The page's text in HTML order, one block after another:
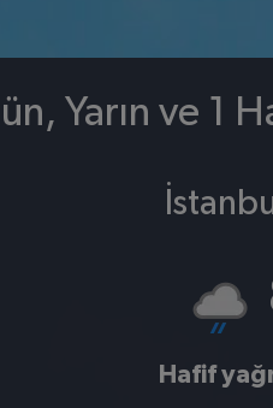
Yarın ve 1
Hafif